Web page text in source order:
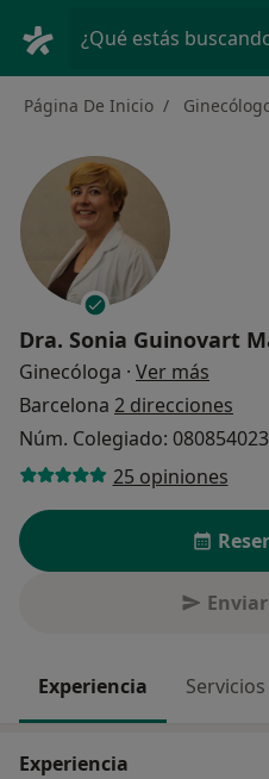
¿Qué estás
Página De Inicio
Dra. Sonia Guinovart
Ginecóloga · Ver más
Barcelona 2 direcciones
Núm. Colegiado: 080854023
25 opiniones
Experiencia
Experiencia